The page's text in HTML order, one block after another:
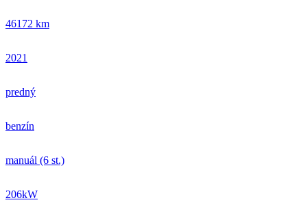
46172 km
2021
predný
benzín
manuál (6 st.)
206kW